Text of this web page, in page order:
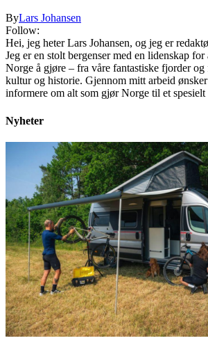
ByLars Johansen
Follow:
Hei, jeg heter Lars Johansen, og jeg er
Jeg er en stolt bergenser med en lidenskap for
Norge å gjøre – fra våre fantastiske fjorder
kultur og historie. Gjennom mitt arbeid
informere om alt som gjør Norge til et spesielt
Nyheter